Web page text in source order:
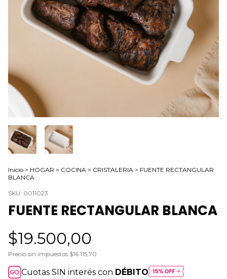
Inicio > HOGAR > COCINA > CRISTALERIA > FUENTE RECTANGULAR
BLANCA
SKU: 0011023
FUENTE RECTANGULAR BLANCA
$19.500,00
Precio sin impuestos $16.115,70
Cuotas SIN interés con DÉBITO